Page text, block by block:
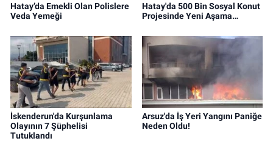
Hatay’da Emekli Olan Polislere
Veda Yemeği
Hatay'da 500 Bin Sosyal Konut
Projesinde Yeni Aşama…
İskenderun'da Kurşunlama
Olayının 7 Şüphelisi
Tutuklandı
Arsuz'da İş Yeri Yangını Paniğe
Neden Oldu!